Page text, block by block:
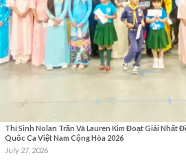
Thí Sinh Nolan Trần Và Lauren Kim Đoạt Giải Nhất
Quốc Ca Việt Nam Cộng Hòa 2026
July 27, 2026